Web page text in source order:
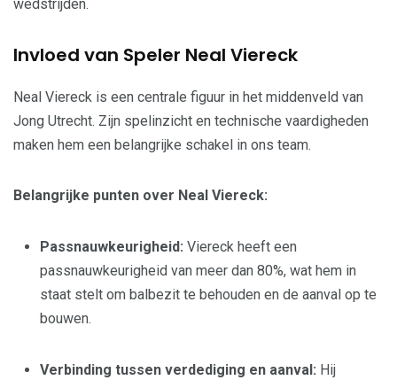
wedstrijden.
Invloed van Speler Neal Viereck
Neal Viereck is een centrale figuur in het middenveld van
Jong Utrecht. Zijn spelinzicht en technische vaardigheden
maken hem een belangrijke schakel in ons team.
Belangrijke punten over Neal Viereck:
Passnauwkeurigheid: Viereck heeft een
passnauwkeurigheid van meer dan 80%, wat hem in
staat stelt om balbezit te behouden en de aanval op te
bouwen.
Verbinding tussen verdediging en aanval: Hij